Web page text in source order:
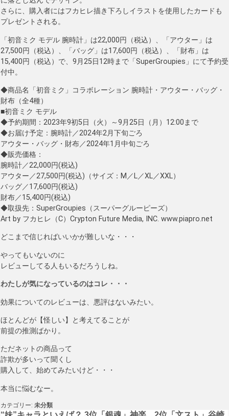
さらに、購入者にはフカヒレ描き下ろしイラストを使用したカードも
プレゼントされる。
「初音ミク モデル 腕時計」は22,000円（税込）、「アウター」は
27,500円（税込）、「バッグ」は17,600円（税込）、「財布」は
15,400円（税込）で、9月25日12時まで「SuperGroupies」にて予約受
付中。
◆商品名「初音ミク」コラボレーション 腕時計・アウター・バッグ・
財布（全4種）
■初音ミク モデル
◆予約期間：2023年9初5日（火）～9月25日（月）12:00まで
◆お届け予定：腕時計／2024年2月下旬ごろ
アウター・バッグ・財布／2024年1月中旬ごろ
◆販売価格：
腕時計／22,000円(税込)
アウター／27,500円(税込)（サイズ：M／L／XL／XXL）
バッグ／17,600円(税込)
財布／15,400円(税込)
◆取扱先：SuperGroupies（スーパーグルーピーズ）
Art by フカヒレ（C）Crypton Future Media, INC. www.piapro.net
どこまで信じればいいかが難しいな・・・
やってもいないのに
レビューしてる人もいるだろうしね。
わたしが気になっているのはコレ・・・
効果についてのレビューは、悪評はないみたい。
ほとんどが【怪しい】と考えてることが
前提の推測ばかり。
ただネットの商品って
詐欺が多いって聞くし
購入して、始めてみたいけど・・・
本当に悩むなー。
カテゴリー: 未分類